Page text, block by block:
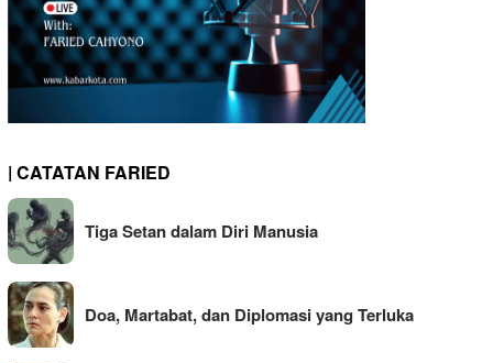
| CATATAN FARIED
Tiga Setan dalam Diri Manusia
Doa, Martabat, dan Diplomasi yang Terluka